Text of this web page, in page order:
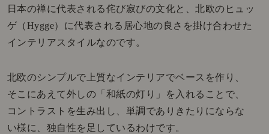
日本の禅に代表される侘び寂びの文化と、北欧のヒュッ
ゲ（Hygge）に代表される居心地の良さを掛け合わせた
インテリアスタイルなのです。
北欧のシンプルで上質なインテリアでベースを作り、
そこにあえて外しの「和紙の灯り」を入れることで、
コントラストを生み出し、単調でありきたりにならな
い様に、独自性を足しているわけです。